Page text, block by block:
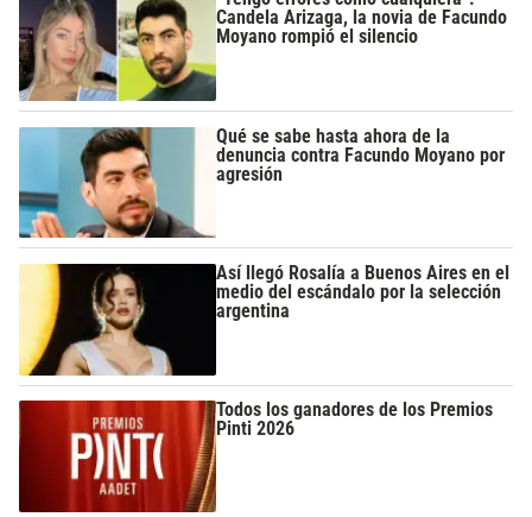
Candela Arizaga, la novia de Facundo
Moyano rompió el silencio
Qué se sabe hasta ahora de la
denuncia contra Facundo Moyano por
agresión
Así llegó Rosalía a Buenos Aires en el
medio del escándalo por la selección
argentina
Todos los ganadores de los Premios
Pinti 2026